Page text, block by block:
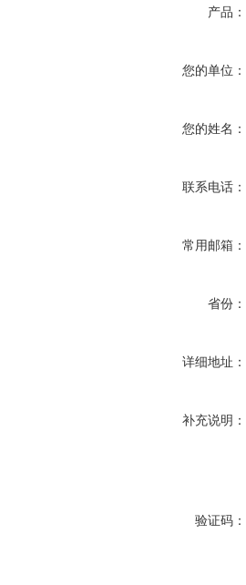
产品：
您的单位：
您的姓名：
联系电话：
常用邮箱：
省份：
详细地址：
补充说明：
验证码：